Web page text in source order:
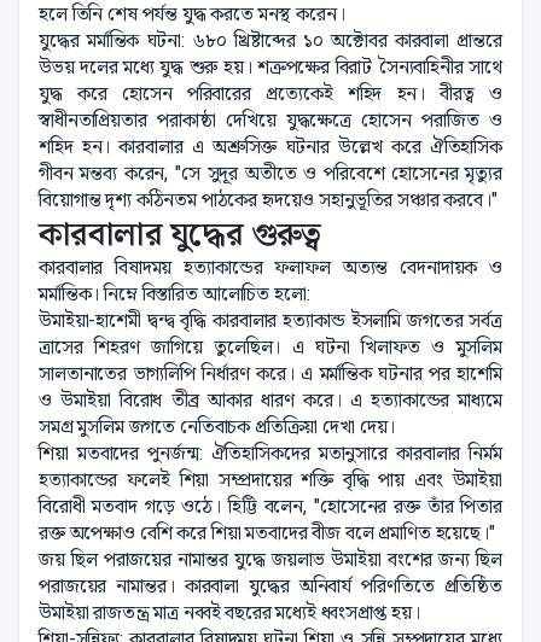
হলে তিনি শেষ পর্যন্ত যুদ্ধ করতে মনস্থ করেন।
যুদ্ধের মর্মান্তিক ঘটনা: ৬৮০ খ্রিষ্টাব্দের ১০ অক্টোবর কারবালা প্রান্তরে
উভয় দলের মধ্যে যুদ্ধ শুরু হয়। শত্রুপক্ষের বিরাট সৈন্যবাহিনীর সাথে
যুদ্ধ করে হোসেন পরিবারের প্রত্যেকেই শহিদ হন। বীরত্ব ও
স্বাধীনতাপ্রিয়তার পরাকাষ্ঠা দেখিয়ে যুদ্ধক্ষেত্রে হোসেন পরাজিত ও
শহিদ হন। কারবালার এ অশ্রুসিক্ত ঘটনার উল্লেখ করে ঐতিহাসিক
গীবন মন্তব্য করেন, "সে সুদূর অতীতে ও পরিবেশে হোসেনের মৃত্যুর
বিয়োগান্ত দৃশ্য কঠিনতম পাঠকের হৃদয়েও সহানুভূতির সঞ্চার করবে।"
কারবালার যুদ্ধের গুরুত্ব
কারবালার বিষাদময় হত্যাকান্ডের ফলাফল অত্যন্ত বেদনাদায়ক ও
মর্মান্তিক। নিম্নে বিস্তারিত আলোচিত হলো:
উমাইয়া-হাশেমী দ্বন্দ্ব বৃদ্ধি কারবালার হত্যাকান্ড ইসলামি জগতের সর্বত্র
ত্রাসের শিহরণ জাগিয়ে তুলেছিল। এ ঘটনা খিলাফত ও মুসলিম
সালতানাতের ভাগ্যলিপি নির্ধারণ করে। এ মর্মান্তিক ঘটনার পর হাশেমি
ও উমাইয়া বিরোধ তীব্র আকার ধারণ করে। এ হত্যাকান্ডের মাধ্যমে
সমগ্র মুসলিম জগতে নেতিবাচক প্রতিক্রিয়া দেখা দেয়।
শিয়া মতবাদের পুনর্জন্ম: ঐতিহাসিকদের মতানুসারে কারবালার নির্মম
হত্যাকান্ডের ফলেই শিয়া সম্প্রদায়ের শক্তি বৃদ্ধি পায় এবং উমাইয়া
বিরোধী মতবাদ গড়ে ওঠে। হিট্টি বলেন, "হোসেনের রক্ত তাঁর পিতার
রক্ত অপেক্ষাও বেশি করে শিয়া মতবাদের বীজ বলে প্রমাণিত হয়েছে।"
জয় ছিল পরাজয়ের নামান্তর যুদ্ধে জয়লাভ উমাইয়া বংশের জন্য ছিল
পরাজয়ের নামান্তর। কারবালা যুদ্ধের অনিবার্য পরিণতিতে প্রতিষ্ঠিত
উমাইয়া রাজতন্ত্র মাত্র নব্বই বছরের মধ্যেই ধ্বংসপ্রাপ্ত হয়।